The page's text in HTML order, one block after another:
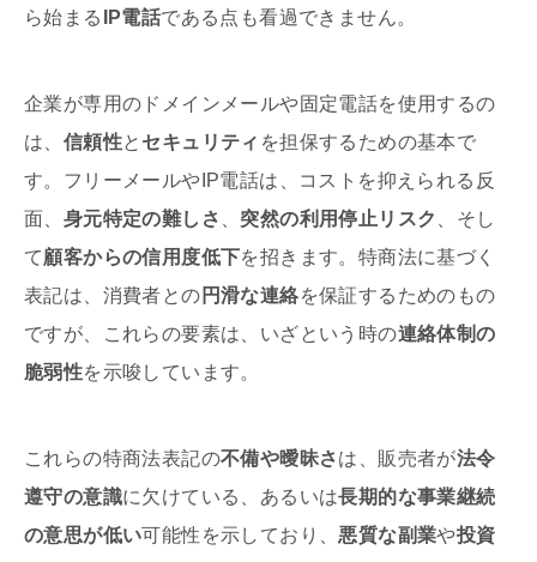
ら始まる IP電話である点も看過できません。
企業が専用のドメインメールや固定電話を使用するの
は、 信頼性と セキュリティ を担保するための基本で
す。フリーメールやIP電話は、コストを抑えられる反
面、 身元特定の難しさ 突然の利用停止リスク
、そし
て顧客からの信用度低下を招きます。特商法に基づく
表記は、消費者との 円滑な連絡を保証するためのもの
ですが、これらの要素は、いざという時の連絡体制の
脆弱性を示唆しています。
これらの特商法表記の不備や曖昧さは、販売者が法令
遵守の意識に欠けている、あるいは長期的な事業継続
の意思が低い可能性を示しており、 悪質な副業や投資